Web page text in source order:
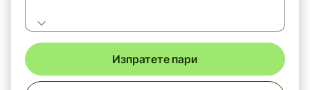
Изпратете пари